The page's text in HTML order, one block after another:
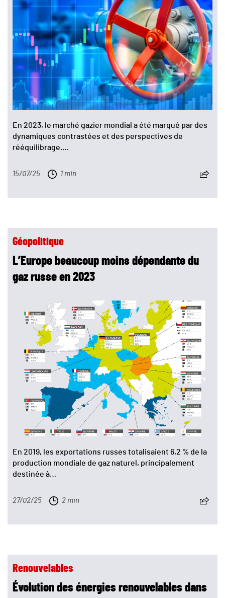
En 2023, le marché gazier mondial a été marqué par des
dynamiques contrastées et des perspectives de
rééquilibrage.…
15/07/25 1 min
Géopolitique
L’Europe beaucoup moins dépendante du
gaz russe en 2023
En 2019, les exportations russes totalisaient 6,2 % de la
production mondiale de gaz naturel, principalement
destinée à…
27/02/25 2 min
Renouvelables
Évolution des énergies renouvelables dans